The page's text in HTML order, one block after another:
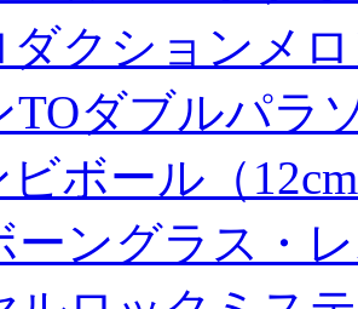
ダクションメ
TOダブルパラ
ビボール（
ーングラス・